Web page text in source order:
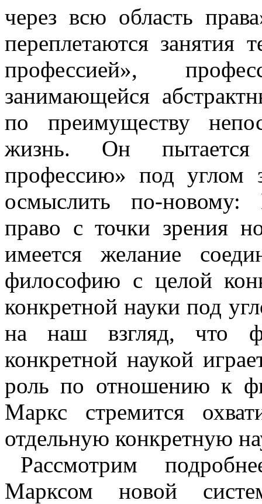
через всю область
переплетаются занятия
профессией»,
занимающейся
по преимуществу
жизнь. Он пытается
профессию» под углом
осмыслить по-новому:
право с точки зрения
имеется желание
философию с целой
конкретной науки под
на наш взгляд, что
конкретной наукой
роль по отношению к
Маркс стремится
отдельную конкретную
Рассмотрим
Марксом новой